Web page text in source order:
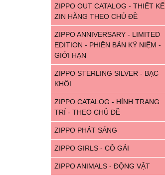
ZIPPO OUT CATALOG - THIẾT KẾ
ZIN HÃNG THEO CHỦ ĐỀ
ZIPPO ANNIVERSARY - LIMITED
EDITION - PHIÊN BẢN KỶ NIỆM -
GIỚI HẠN
ZIPPO STERLING SILVER - BẠC
KHỐI
ZIPPO CATALOG - HÌNH TRANG
TRÍ - THEO CHỦ ĐỀ
ZIPPO PHÁT SÁNG
ZIPPO GIRLS - CÔ GÁI
ZIPPO ANIMALS - ĐỘNG VẬT